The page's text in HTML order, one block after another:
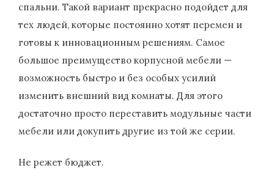
спальни. Такой вариант прекрасно подойдет для
тех людей, которые постоянно хотят перемен и
готовы к инновационным решениям. Самое
большое преимущество корпусной мебели —
возможность быстро и без особых усилий
изменить внешний вид комнаты. Для этого
достаточно просто переставить модульные части
мебели или докупить другие из той же серии.
Не режет бюджет.